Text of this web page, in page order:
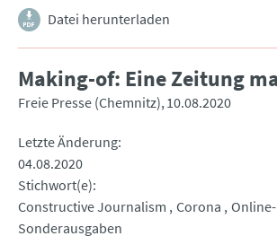
Datei herunterladen
Making-of: Eine Zeitung
Freie Presse (Chemnitz) 10.08.2020
Letzte Änderung
04.08.2020
Stichwort(e)
Constructive Journalism Corona
Sonderausgaben